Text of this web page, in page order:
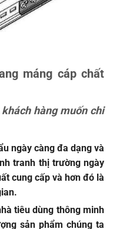
máng cáp chất
hàng muốn chi
ngày càng đa dạng và
tranh thị trường ngày
cung cấp và hơn đó là
tiêu dùng thông minh
sản phẩm chúng ta